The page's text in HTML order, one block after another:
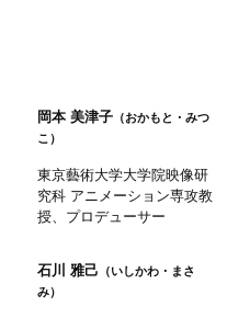
岡本 美津子 （おかもと・みつ
こ）
東京藝術大学大学院映像研
究科 アニメーション専攻教
授、プロデューサー
石川 雅己 （いしかわ・まさ
み）